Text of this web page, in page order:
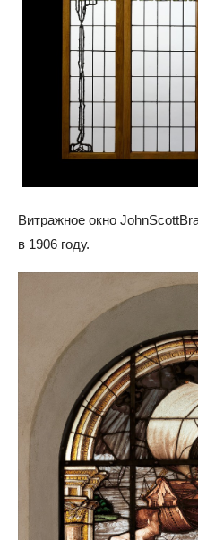
Витражное окно
в 1906 году.